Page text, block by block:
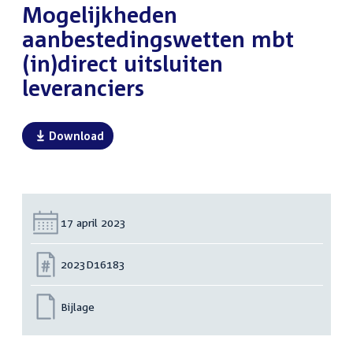
:Mogelijkheden
aanbestedingswetten mbt
(in)direct uitsluiten
leveranciers
Download
Datum:
17 april 2023
Nummer:
2023D16183
Bijlage